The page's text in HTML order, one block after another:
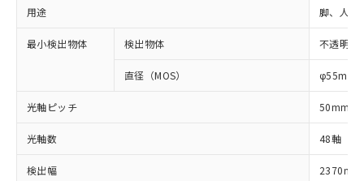
用途 脚、人体
最小検出物体 検出物体 不透明体
直径（MOS） φ55mm
光軸ピッチ 50mm
光軸数 48軸
検出幅 2370mm